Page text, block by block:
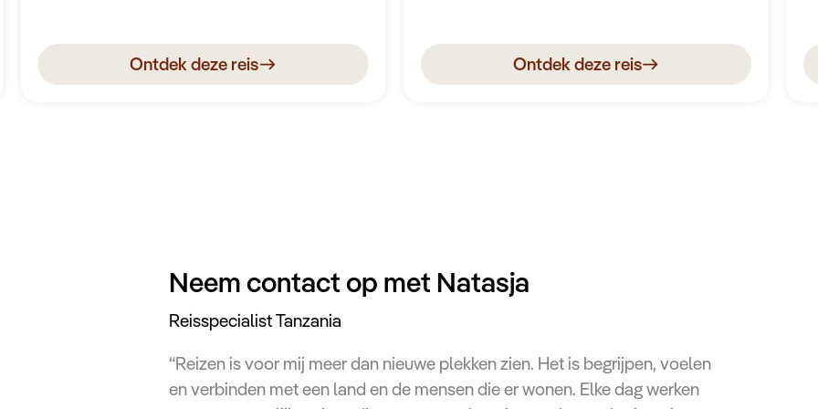
Ontdek deze reis Ontdek deze reis
Neem contact op met Natasja
Reisspecialist Tanzania
“Reizen is voor mij meer dan nieuwe plekken zien. Het is begrijpen, voelen
en verbinden met een land en de mensen die er wonen. Elke dag werken